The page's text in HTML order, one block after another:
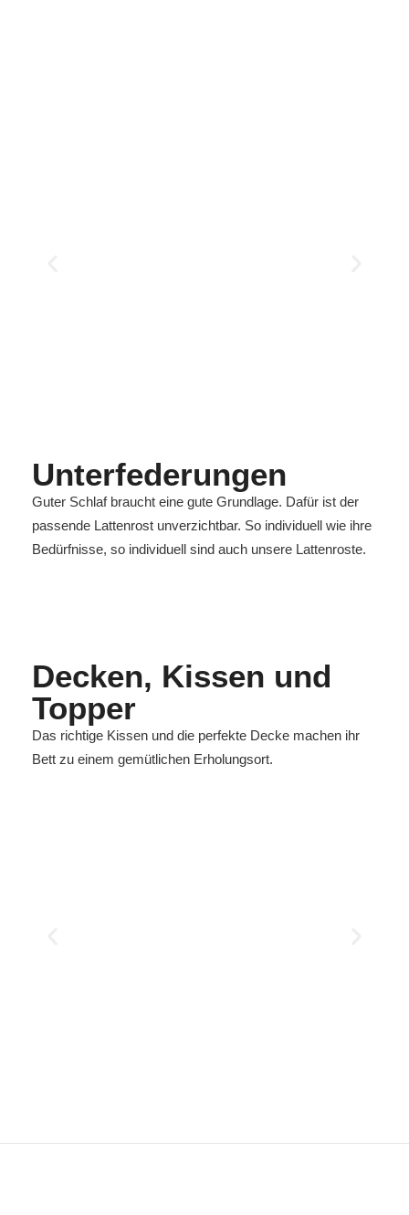
Unterfederungen
Guter Schlaf braucht eine gute Grundlage. Dafür ist der
passende Lattenrost unverzichtbar. So individuell wie ihre
Bedürfnisse, so individuell sind auch unsere Lattenroste.
Decken, Kissen und
Topper
Das richtige Kissen und die perfekte Decke machen ihr
Bett zu einem gemütlichen Erholungsort.